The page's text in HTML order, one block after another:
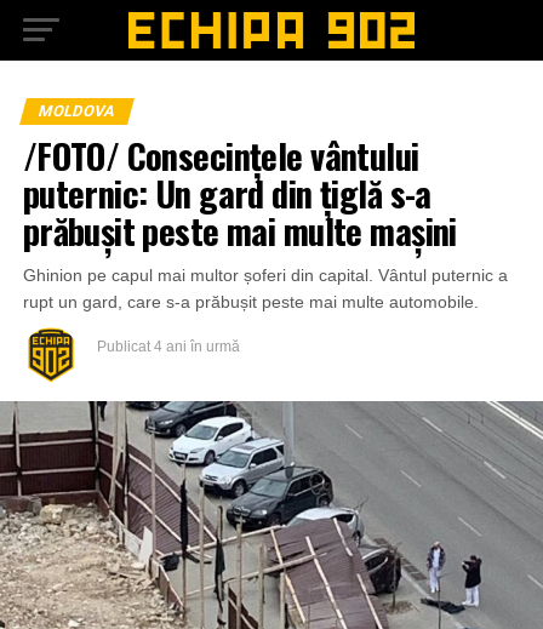
MOLDOVA
/FOTO/ Consecințele vântului
puternic: Un gard din țiglă s-a
prăbușit peste mai multe mașini
Ghinion pe capul mai multor șoferi din capital. Vântul puternic a
rupt un gard, care s-a prăbușit peste mai multe automobile.
Publicat 4 ani în urmă